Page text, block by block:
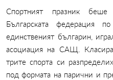
Спортният празник
Българската федерация
единственият българин,
асоциация на САЩ.
трите спорта си
под формата на парични и